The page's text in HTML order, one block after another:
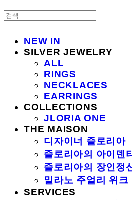
NEW IN
SILVER JEWELRY
ALL
RINGS
NECKLACES
EARRINGS
COLLECTIONS
JLORIA ONE
THE MAISON
디자이너 즐로리아
즐로리아의 아이덴
즐로리아의 장인정
밀라노 주얼리 위크
SERVICES